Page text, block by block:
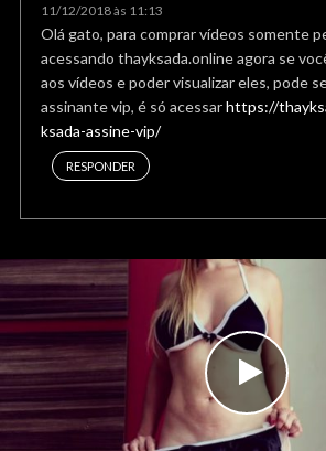
11/12/2018 às 11:13
Olá gato, para comprar vídeos somente
acessando thayksada.online agora se
aos vídeos e poder visualizar eles, pode
assinante vip, é só acessarhttps://
ksada-assine-vip/
RESPONDER